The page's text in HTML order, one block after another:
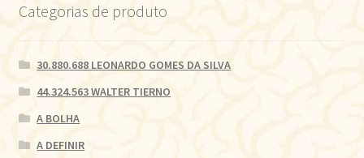
Categorias de produto
30.880.688 LEONARDO GOMES DA SILVA
44.324.563 WALTER TIERNO
A BOLHA
A DEFINIR